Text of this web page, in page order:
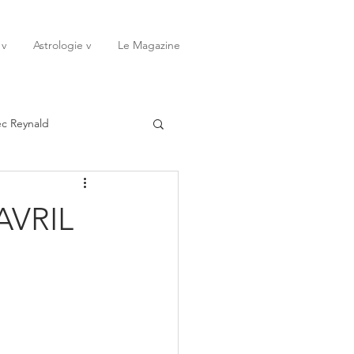
Astrologie v Le Magazine
Reynald